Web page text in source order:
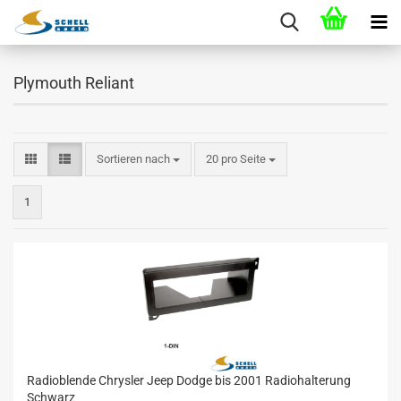
Plymouth Reliant
Sortieren nach 20 pro Seite
1
Radioblende Chrysler Jeep Dodge bis 2001 Radiohalterung
Schwarz